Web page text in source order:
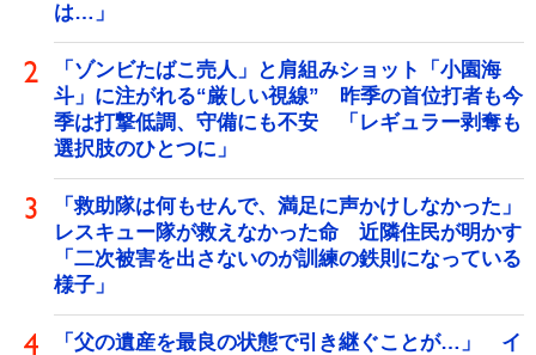
は…」
「ゾンビたばこ売人」と肩組みショット「小園海
斗」に注がれる“厳しい視線” 昨季の首位打者も今
季は打撃低調、守備にも不安 「レギュラー剥奪も
選択肢のひとつに」
「救助隊は何もせんで、満足に声かけしなかった」
レスキュー隊が救えなかった命 近隣住民が明かす
「二次被害を出さないのが訓練の鉄則になっている
様子」
「父の遺産を最良の状態で引き継ぐことが…」 イ